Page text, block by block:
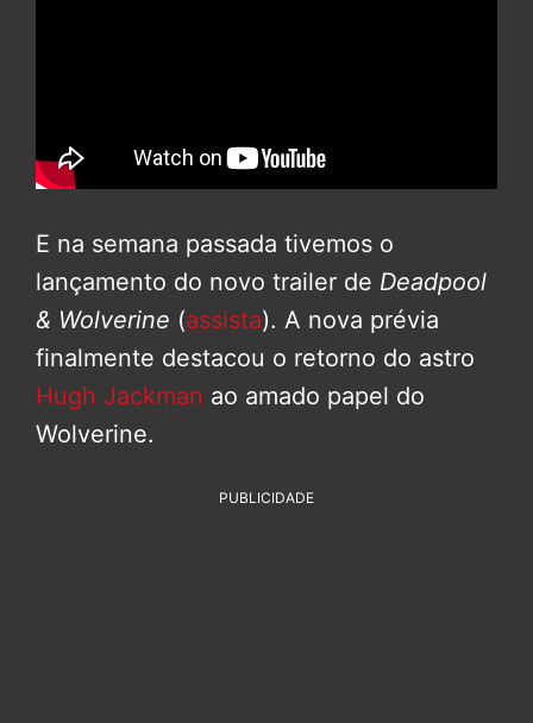
E na semana passada tivemos o
lançamento do novo trailer de Deadpool
& Wolverine (assista). A nova prévia
finalmente destacou o retorno do astro
Hugh Jackman ao amado papel do
Wolverine.
PUBLICIDADE